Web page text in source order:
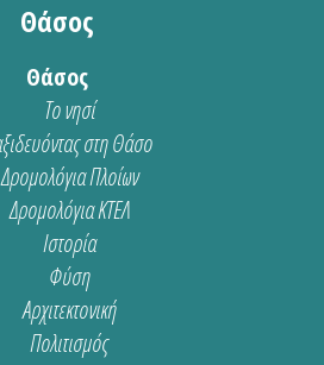
Θάσος
Θάσος
Το νησί
στη Θάσο
Δρομολόγια Πλοίων
Δρομολόγια ΚΤΕΛ
Ιστορία
Φύση
Αρχιτεκτονική
Πολιτισμός